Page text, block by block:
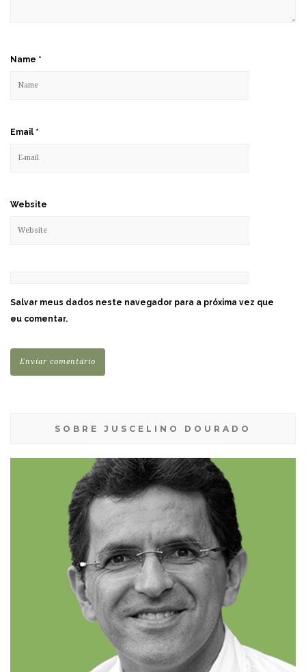
Name *
Email *
Website
Salvar meus dados neste navegador para a próxima vez que
eu comentar.
SOBRE JUSCELINO DOURADO